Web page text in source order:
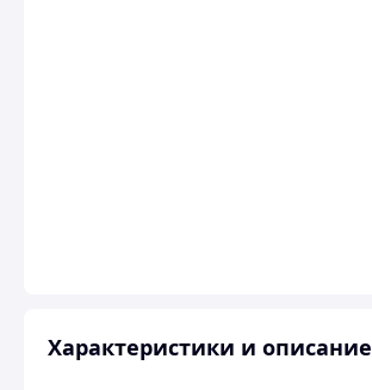
Характеристики и описание